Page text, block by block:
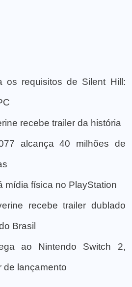
os requisitos de Silent Hill:
recebe trailer da história
alcança 40 milhões de
mídia física no PlayStation
recebe trailer dublado
Brasil
ao Nintendo Switch 2,
de lançamento